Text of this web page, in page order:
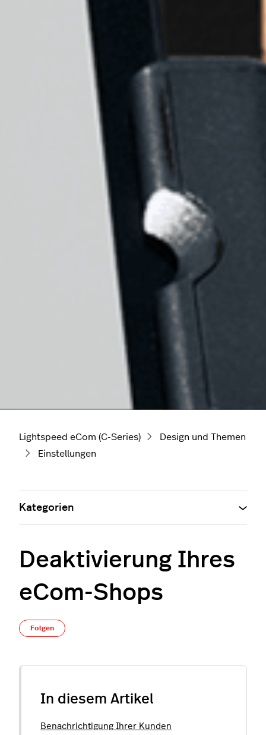
Lightspeed eCom (C-Series)
Design und Themen
Einstellungen
Deaktivierung Ihres
eCom-Shops
Folgen
In diesem Artikel
Benachrichtigung Ihrer Kunden
Kategorien